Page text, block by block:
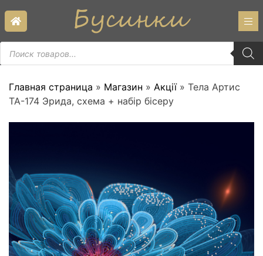
content
Пошук
товарів
Главная страница » Магазин » Акції» Тела Артис
ТА-174 Эрида, схема + набір бісеру